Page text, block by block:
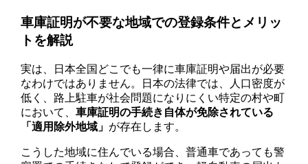
車庫証明が不要な地域での登録条件とメリッ
トを解説
実は、日本全国どこでも一律に車庫証明や届出が必要
なわけではありません。日本の法律では、人口密度が
低く、路上駐車が社会問題になりにくい特定の村や町
において、車庫証明の手続き自体が免除されている
「適用除外地域」 が存在します。
こうした地域に住んでいる場合、普通車であっても警